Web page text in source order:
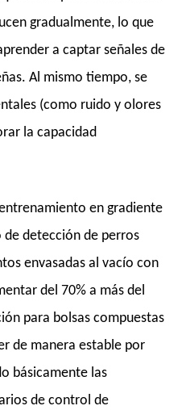
gradualmente, lo que
a captar señales de
Al mismo tiempo, se
(como ruido y olores
la capacidad
en gradiente
detección de perros
envasadas al vacío con
del 70% a más del
para bolsas compuestas
de manera estable por
básicamente las
de control de